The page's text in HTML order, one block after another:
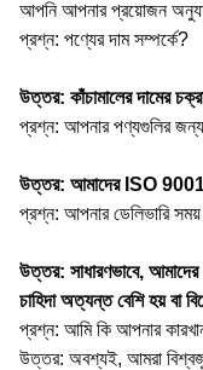
আপনি আপনার প্রয়োজন
প্রশ্ন: পণ্যের দাম সম্পর্কে?
উত্তর: কাঁচামালের দামের
প্রশ্ন: আপনার পণ্যগুলির জন্য
উত্তর: আমাদের ISO 9001,
প্রশ্ন: আপনার ডেলিভারি
উত্তর: সাধারণভাবে,
চাহিদা অত্যন্ত বেশি হয় বা
প্রশ্ন: আমি কি আপনার
উত্তর: অবশ্যই, আমরা